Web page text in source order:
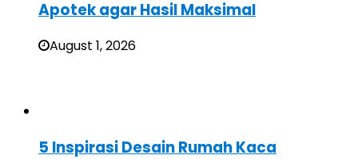
Apotek agar Hasil Maksimal
August 1, 2026
5 Inspirasi Desain Rumah Kaca